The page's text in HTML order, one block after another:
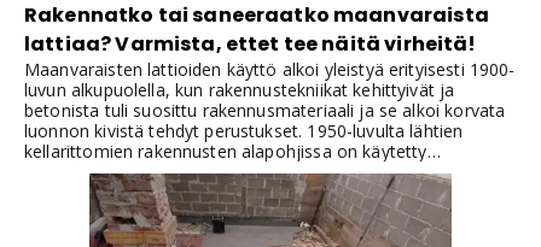
Rakennatko tai saneeraatko maanvaraista
lattiaa? Varmista, ettet tee näitä virheitä!
Maanvaraisten lattioiden käyttö alkoi yleistyä erityisesti 1900-
luvun alkupuolella, kun rakennustekniikat kehittyivät ja
betonista tuli suosittu rakennusmateriaali ja se alkoi korvata
luonnon kivistä tehdyt perustukset. 1950-luvulta lähtien
kellarittomien rakennusten alapohjissa on käytetty
maanvaraista laattaa. Maanvaraiset lattiat ovat olleet
erityisen suosittuja alueilla, joilla on vakaat
maaperäolosuhteet ja vähän pohjaveden aiheuttamia
ongelmia.